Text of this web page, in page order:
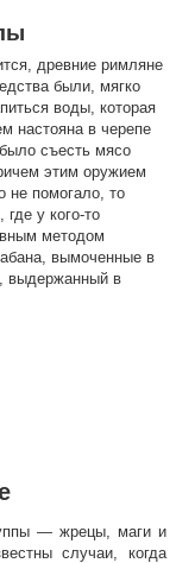
древние римляне
были, мягко
воды, которая
настояна в черепе
съесть мясо
этим оружием
не помогало, то
у кого-то
методом
вымоченные в
выдержанный в
— жрецы, маги и
случаи, когда